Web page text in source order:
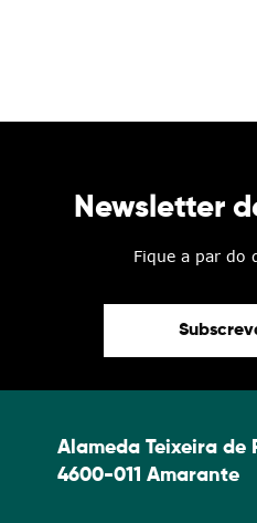
Newsletter
Fique a par do
Alameda Teixeira de
4600-011 Amarante